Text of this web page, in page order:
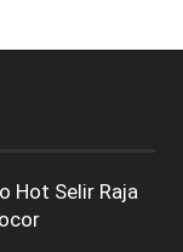
Hot Selir Raja